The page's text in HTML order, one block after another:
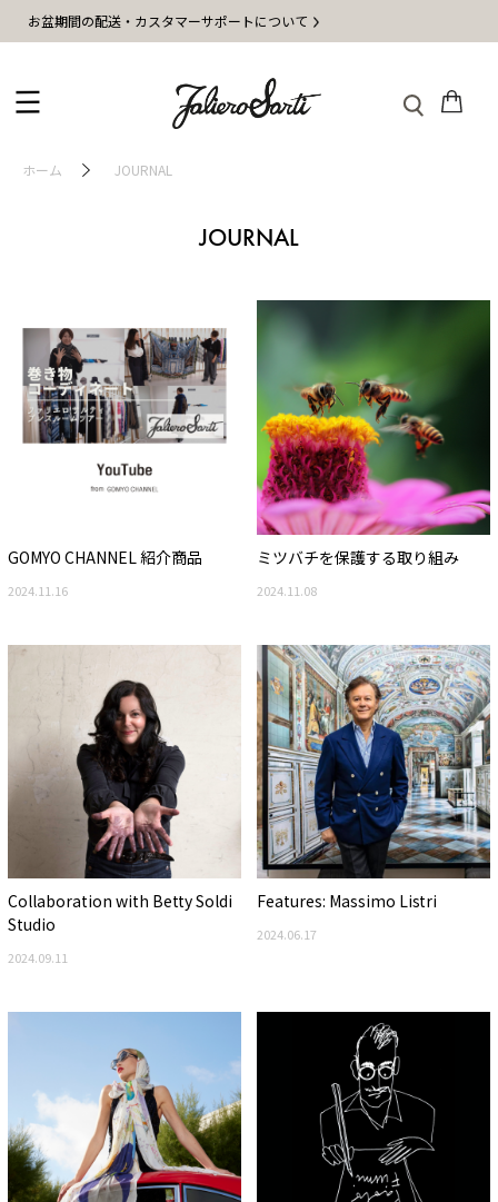
お盆期間の配送・カスタマーサポートについて
ホーム JOURNAL
JOURNAL
GOMYO CHANNEL 紹介商品
2024.11.16
ミツバチを保護する取り組み
2024.11.08
Collaboration with Betty Soldi
Studio
2024.09.11
Features: Massimo Listri
2024.06.17